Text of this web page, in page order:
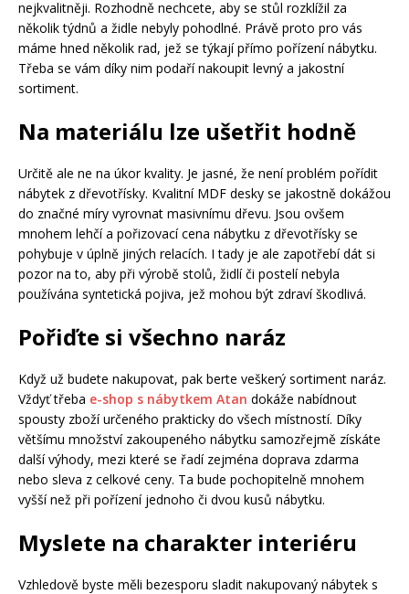
nejkvalitněji. Rozhodně nechcete, aby se stůl rozklížil za
několik týdnů a židle nebyly pohodlné. Právě proto pro vás
máme hned několik rad, jež se týkají přímo pořízení nábytku.
Třeba se vám díky nim podaří nakoupit levný a jakostní
sortiment.
Na materiálu lze ušetřit hodně
Určitě ale ne na úkor kvality. Je jasné, že není problém pořídit
nábytek z dřevotřísky. Kvalitní MDF desky se jakostně dokážou
do značné míry vyrovnat masivnímu dřevu. Jsou ovšem
mnohem lehčí a pořizovací cena nábytku z dřevotřísky se
pohybuje v úplně jiných relacích. I tady je ale zapotřebí dát si
pozor na to, aby při výrobě stolů, židlí či postelí nebyla
používána syntetická pojiva, jež mohou být zdraví škodlivá.
Pořiďte si všechno naráz
Když už budete nakupovat, pak berte veškerý sortiment naráz.
Vždyť třeba e-shop s nábytkem Atan dokáže nabídnout
spousty zboží určeného prakticky do všech místností. Díky
většímu množství zakoupeného nábytku samozřejmě získáte
další výhody, mezi které se řadí zejména doprava zdarma
nebo sleva z celkové ceny. Ta bude pochopitelně mnohem
vyšší než při pořízení jednoho či dvou kusů nábytku.
Myslete na charakter interiéru
Vzhledově byste měli bezesporu sladit nakupovaný nábytek s